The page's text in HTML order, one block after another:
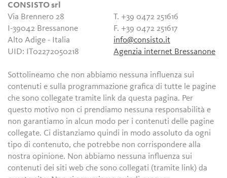
CONSISTO srl
Via Brennero 28
I-39042 Bressanone
Alto Adige - Italia
UID: IT02272050218
T. +39 0472 251616
F. +39 0472 251617
info@consisto.it
Agenzia internet Bressanone
Sottolineamo che non abbiamo nessuna influenza sui
contenuti e sulla programmazione grafica di tutte le pagine
che sono collegate tramite link da questa pagina. Per
questo motivo non ci prendiamo nessuna responsabilità e
non garantiamo in alcun modo per i contenuti delle pagine
collegate. Ci distanziamo quindi in modo assoluto da ogni
tipo di contenuto, che potrebbe non corrispondere alla
nostra opinione. Non abbiamo nessuna influenza sui
contenuti dei siti web che sono collegati (tramite link) da